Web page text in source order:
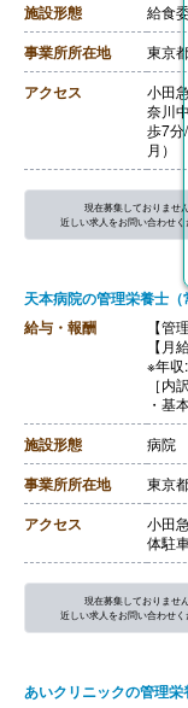
※上記
で支
【賞
【通
施設形態 給食
事業所所在地 東京
アクセス
小田
奈川
歩7分
月）
現在募集しておりません
近しい求人をお問い合わせく
天本病院の管理栄養士
給与・報酬
【管
【月
※年
［内
・基
・職
・被
・処
［そ
・住
・こ
・年
・役
・時
※各規
【賞
事評
【通
【
【退
施設形態 病院
事業所所在地 東京
アクセス
小田
体駐
現在募集しておりません
近しい求人をお問い合わせく
あいクリニックの管理